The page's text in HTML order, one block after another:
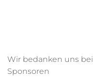
Wir bedanken uns
Sponsoren